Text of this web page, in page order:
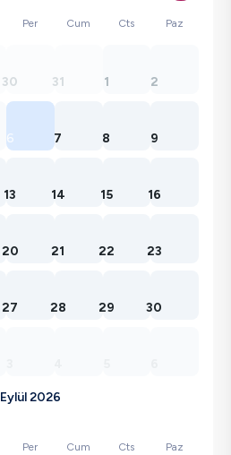
Per Cum Cts Paz
30 31 1 2
6 7 8 9
13 14 15 16
20 21 22 23
27 28 29 30
Eylül 2026
Per Cum Cts Paz